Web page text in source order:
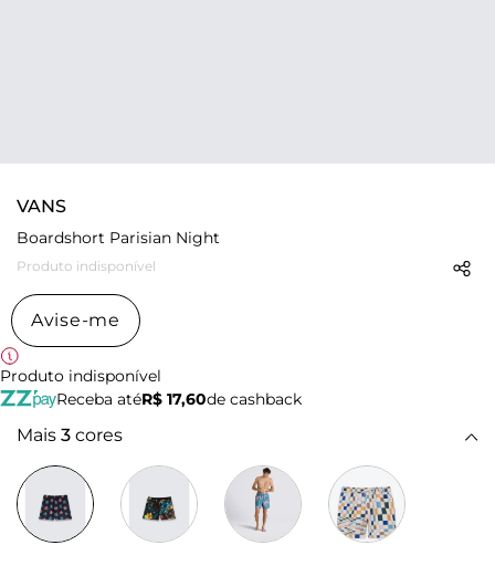
VANS
Boardshort Parisian Night
Produto indisponível
Avise-me
Produto indisponível
Receba atéR$ 17,60de cashback
Mais 3 cores